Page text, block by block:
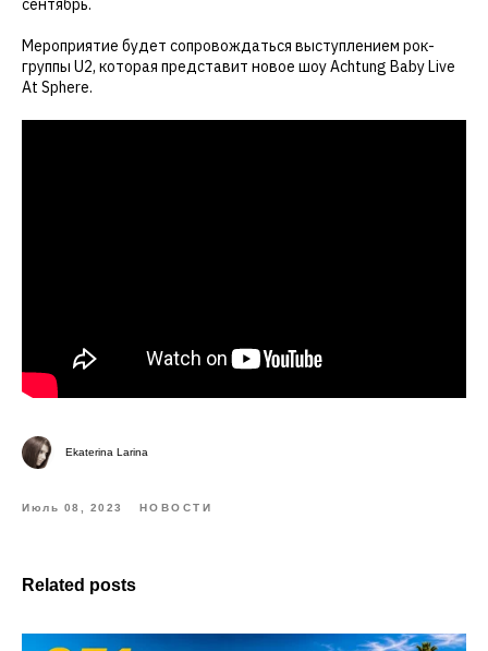
сентябрь.
Мероприятие будет сопровождаться выступлением рок-
группы U2, которая представит новое шоу Achtung Baby Live
At Sphere.
Ekaterina Larina
Июль 08, 2023 НОВОСТИ
Related posts